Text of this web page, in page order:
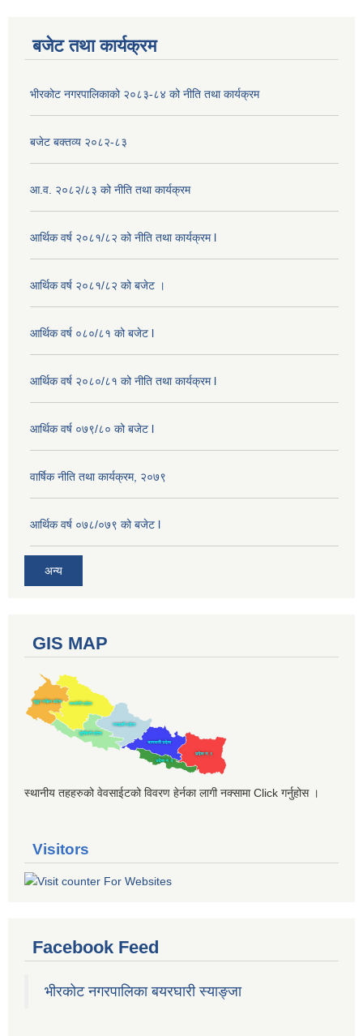
बजेट तथा कार्यक्रम
भीरकोट नगरपालिकाको २०८३-८४ को नीति तथा कार्यक्रम
बजेट बक्तव्य २०८२-८३
आ.व. २०८२/८३ को नीति तथा कार्यक्रम
आर्थिक वर्ष २०८१/८२ को नीति तथा कार्यक्रम l
आर्थिक वर्ष २०८१/८२ को बजेट ।
आर्थिक वर्ष ०८०/८१ को बजेट l
आर्थिक वर्ष २०८०/८१ को नीति तथा कार्यक्रम l
आर्थिक वर्ष ०७९/८० को बजेट l
वार्षिक नीति तथा कार्यक्रम, २०७९
आर्थिक वर्ष ०७८/०७९ को बजेट l
अन्य
GIS MAP
स्थानीय तहहरुको वेवसाईटको विवरण हेर्नका लागी नक्सामा Click गर्नुहोस ।
Visitors
Facebook Feed
भीरकोट नगरपालिका बयरघारी स्याङ्जा